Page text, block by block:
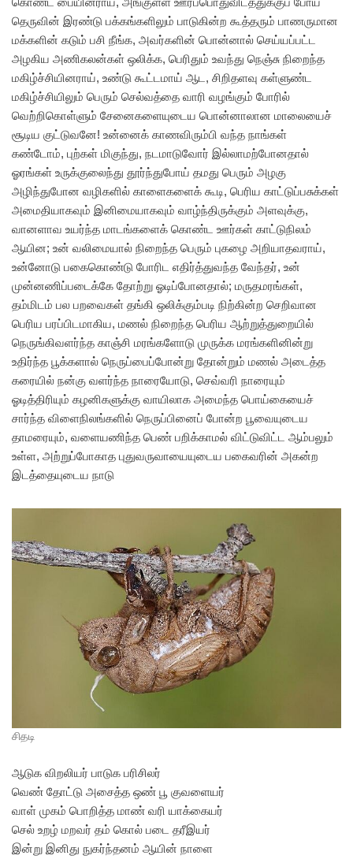
தெருவின் இரண்டு பக்கங்களிலும் பாடுகின்ற கூத்தரும் பாணருமான
மக்களின் கடும் பசி நீங்க, அவர்களின் பொன்னால் செய்யப்பட்ட
அழகிய அணிகலன்கள் ஒலிக்க, பெரிதும் உவந்து நெஞ்சு நிறைந்த
மகிழ்ச்சியினராய், உண்டு கூட்டமாய் ஆட, சிறிதளவு கள்ளுண்ட
மகிழ்ச்சியிலும் பெரும் செல்வத்தை வாரி வழங்கும் போரில்
வெற்றிகொள்ளும் சேனைகளையுடைய பொன்னாலான மாலையைச்
சூடிய குட்டுவனே! உன்னைக் காணவிரும்பி வந்த நாங்கள்
கண்டோம், புற்கள் மிகுந்து, நடமாடுவோர் இல்லாமற்போனதால்
ஓரங்கள் உருக்குலைந்து தூர்ந்துபோய் தமது பெரும் அழகு
அழிந்துபோன வழிகளில் காளைகளைக் கூடி, பெரிய காட்டுப்பசுக்கள்
அமைதியாகவும் இனிமையாகவும் வாழ்ந்திருக்கும் அளவுக்கு,
வானளாவ உயர்ந்த மாடங்களைக் கொண்ட ஊர்கள் காட்டுநிலம்
ஆயின; உன் வலிமையால் நிறைந்த பெரும் புகழை அறியாதவராய்,
உன்னோடு பகைகொண்டு போரிட எதிர்த்துவந்த வேந்தர், உன்
முன்னணிப்படைக்கே தோற்று ஓடிப்போனதால்; மருதமரங்கள்,
தம்மிடம் பல பறவைகள் தங்கி ஒலிக்கும்படி நிற்கின்ற செறிவான
பெரிய பரப்பிடமாகிய, மணல் நிறைந்த பெரிய ஆற்றுத்துறையில்
நெருங்கிவளர்ந்த காஞ்சி மரங்களோடு முருக்க மரங்களினின்று
உதிர்ந்த பூக்களால் நெருப்பைப்போன்று தோன்றும் மணல் அடைத்த
கரையில் நன்கு வளர்ந்த நாரையோடு, செவ்வரி நாரையும்
ஓடித்திரியும் கழனிகளுக்கு வாயிலாக அமைந்த பொய்கையைச்
சார்ந்த விளைநிலங்களில் நெருப்பினைப் போன்ற பூவையுடைய
தாமரையும், வளையணிந்த பெண் பறிக்காமல் விட்டுவிட்ட ஆம்பலும்
உள்ள, அற்றுப்போகாத புதுவருவாயையுடைய பகைவரின் அகன்ற
இடத்தையுடைய நாடு
சிதடி
ஆடுக விறலியர் பாடுக பரிசிலர்
வெண் தோட்டு அசைத்த ஒண் பூ குவளையர்
வாள் முகம் பொறித்த மாண் வரி யாக்கையர்
செல் உறழ் மறவர் தம் கொல் படை தரீஇயர்
இன்று இனிது நுகர்ந்தனம் ஆயின் நாளை